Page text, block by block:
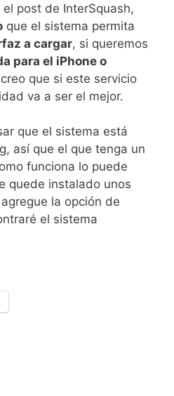
post de InterSquash,
que el sistema permita
a cargar, si queremos
para el iPhone o
que si este servicio
va a ser el mejor.
que el sistema está
así que el que tenga un
funciona lo puede
quede instalado unos
la opción de
el sistema